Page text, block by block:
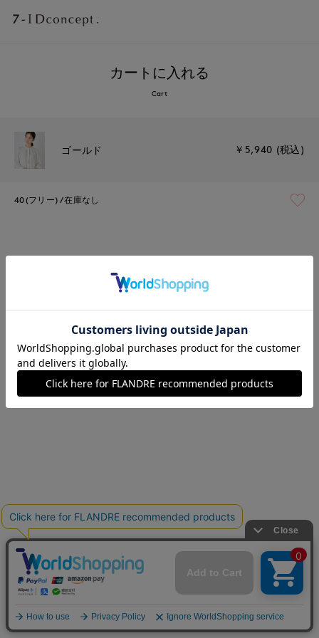
カートに入れる
Cart
ゴールド ￥5,940 (税込)
40(フリー) 在庫なし